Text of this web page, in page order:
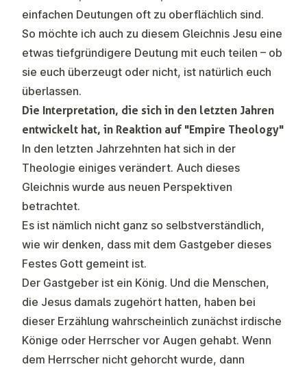
einfachen Deutungen oft zu oberflächlich sind.
So möchte ich auch zu diesem Gleichnis Jesu eine
etwas tiefgründigere Deutung mit euch teilen – ob
sie euch überzeugt oder nicht, ist natürlich euch
überlassen.
Die Interpretation, die sich in den letzten Jahren
entwickelt hat, in Reaktion auf "Empire Theology"
In den letzten Jahrzehnten hat sich in der
Theologie einiges verändert. Auch dieses
Gleichnis wurde aus neuen Perspektiven
betrachtet.
Es ist nämlich nicht ganz so selbstverständlich,
wie wir denken, dass mit dem Gastgeber dieses
Festes Gott gemeint ist.
Der Gastgeber ist ein König. Und die Menschen,
die Jesus damals zugehört hatten, haben bei
dieser Erzählung wahrscheinlich zunächst irdische
Könige oder Herrscher vor Augen gehabt. Wenn
dem Herrscher nicht gehorcht wurde, dann